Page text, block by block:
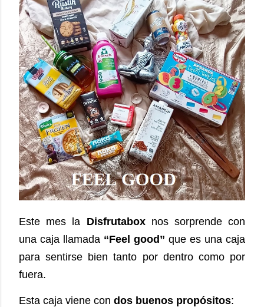
Este mes la Disfrutaboxnos sorprende con
una caja llamada “Feel good” que es una caja
para sentirse bien tanto por dentro como por
fuera.
Esta caja viene con dos buenos propósitos: